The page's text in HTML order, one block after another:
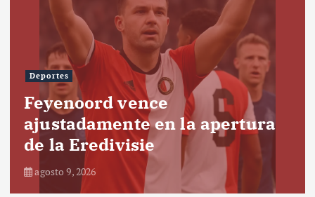
Deportes
Feyenoord vence
ajustadamente en la apertura
de la Eredivisie
agosto 9, 2026